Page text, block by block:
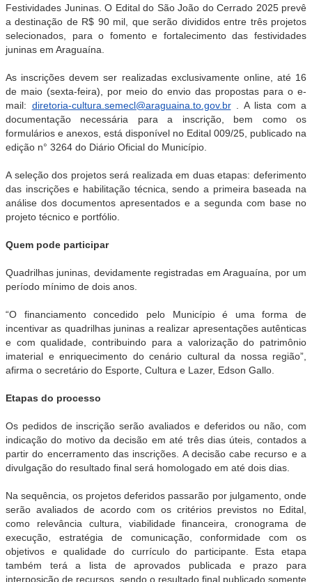
Festividades Juninas. O Edital do São João do Cerrado 2025 prevê
a destinação de R$ 90 mil, que serão divididos entre três projetos
selecionados, para o fomento e fortalecimento das festividades
juninas em Araguaína.
As inscrições devem ser realizadas exclusivamente online, até 16
de maio (sexta-feira), por meio do envio das propostas para o e-
mail: diretoria-cultura.semecl@araguaina.to.gov.br. A lista com a
documentação necessária para a inscrição, bem como os
formulários e anexos, está disponível no Edital 009/25, publicado na
edição n° 3264 do Diário Oficial do Município.
A seleção dos projetos será realizada em duas etapas: deferimento
das inscrições e habilitação técnica, sendo a primeira baseada na
análise dos documentos apresentados e a segunda com base no
projeto técnico e portfólio.
Quem pode participar
Quadrilhas juninas, devidamente registradas em Araguaína, por um
período mínimo de dois anos.
“O financiamento concedido pelo Município é uma forma de
incentivar as quadrilhas juninas a realizar apresentações autênticas
e com qualidade, contribuindo para a valorização do patrimônio
imaterial e enriquecimento do cenário cultural da nossa região”,
afirma o secretário do Esporte, Cultura e Lazer, Edson Gallo.
Etapas do processo
Os pedidos de inscrição serão avaliados e deferidos ou não, com
indicação do motivo da decisão em até três dias úteis, contados a
partir do encerramento das inscrições. A decisão cabe recurso e a
divulgação do resultado final será homologado em até dois dias.
Na sequência, os projetos deferidos passarão por julgamento, onde
serão avaliados de acordo com os critérios previstos no Edital,
como relevância cultura, viabilidade financeira, cronograma de
execução, estratégia de comunicação, conformidade com os
objetivos e qualidade do currículo do participante. Esta etapa
também terá a lista de aprovados publicada e prazo para
interposição de recursos, sendo o resultado final publicado somente